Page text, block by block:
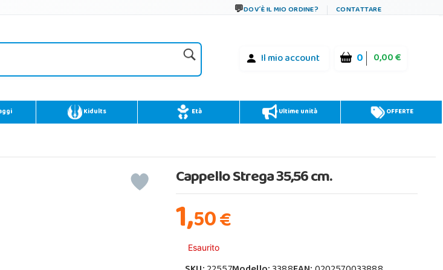
DOV´È IL MIO ORDINE? CONTATTARE
Il mio account 0 0,00 €
Kidults Età Ultime unità OFFERTE
Cappello Strega 35,56 cm.
1,50€
Esaurito